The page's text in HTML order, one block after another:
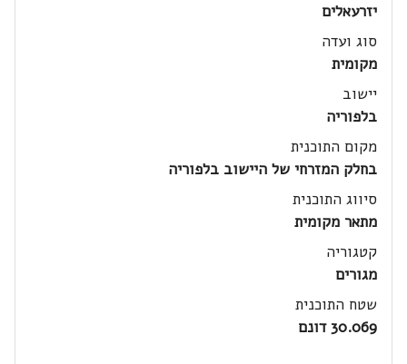
יזרעאלים
סוג ועדה
מקומית
יישוב
בלפוריה
מקום התוכנית
בחלק המזרחי של היישוב בלפוריה
סיווג התוכנית
מתאר מקומית
קטגוריה
מגורים
שטח התוכנית
30.069 דונם